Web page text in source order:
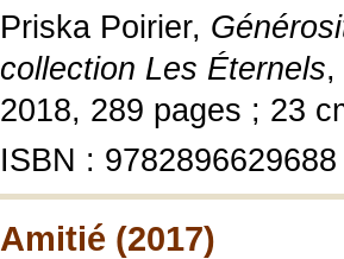
Priska Poirier,
collection Les Éternels,
2018, 289 pages ; 23
ISBN : 9782896629688
Amitié (2017)